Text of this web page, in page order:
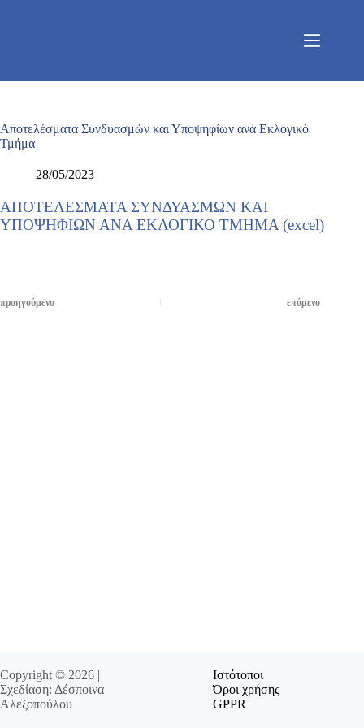
Αποτελέσματα Συνδυασμών και Υποψηφίων ανά Εκλογικό
Τμήμα
28/05/2023
ΑΠΟΤΕΛΕΣΜΑΤΑ ΣΥΝΔΥΑΣΜΩΝ ΚΑΙ
ΥΠΟΨΗΦΙΩΝ ΑΝΑ ΕΚΛΟΓΙΚΟ ΤΜΗΜΑ (excel)
προηγούμενο επόμενο
Copyright © 2026 |
Σχεδίαση: Δέσποινα
Αλεξοπούλου
Ιστότοποι
Όροι χρήσης
GPPR